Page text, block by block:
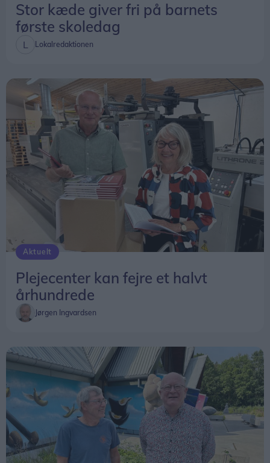
Stor kæde giver fri på barnets
første skoledag
Lokalredaktionen
Aktuelt
Plejecenter kan fejre et halvt
århundrede
Jørgen Ingvardsen